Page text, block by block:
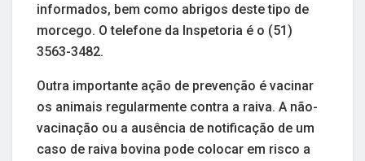
informados, bem como abrigos deste tipo de
morcego. O telefone da Inspetoria é o (51)
3563-3482.
Outra importante ação de prevenção é vacinar
os animais regularmente contra a raiva. A não-
vacinação ou a ausência de notificação de um
caso de raiva bovina pode colocar em risco a